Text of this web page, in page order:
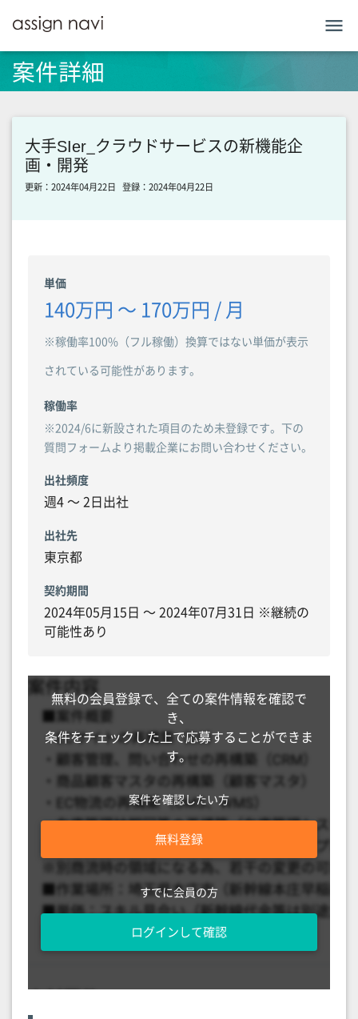
menu
案件詳細
大手SIer_クラウドサービスの新機能企
画・開発
更新：2024年04月22日 登録：2024年04月22日
単価
140万円 〜 170万円 / 月
※稼働率100%（フル稼働）換算ではない単価が表示
されている可能性があります。
稼働率
※2024/6に新設された項目のため未登録です。下の
質問フォームより掲載企業にお問い合わせください。
出社頻度
週4 〜 2日出社
出社先
東京都
契約期間
2024年05月15日 〜 2024年07月31日 ※継続の
可能性あり
無料の会員登録で、全ての案件情報を確認で
き、
条件をチェックした上で応募することができま
す。
案件を確認したい方
無料登録
すでに会員の方
ログインして確認